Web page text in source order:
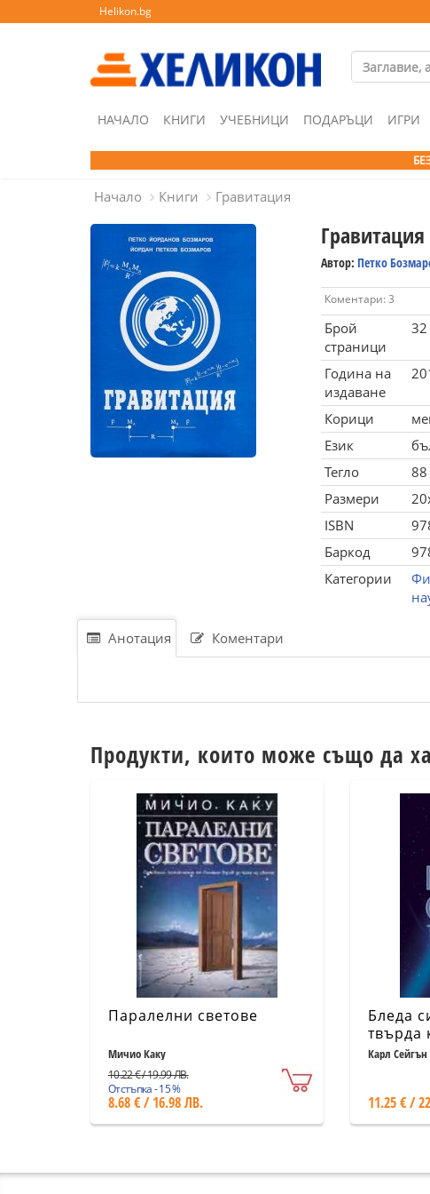
Helikon.bg
НАЧАЛО КНИГИ УЧЕБНИЦИ ПОДАРЪЦИ ИГРИ
Начало Книги Гравитация
Гравитация
Автор: Петко
Коментари: 3
Брой
страници
32
Година на
издаване
Корици
Език
Тегло
88
Размери
ISBN
Баркод
Категории
Анотация Коментари
Продукти, които може също да
Паралелни светове
Мичио Каку
10.22 € / 19.99 ЛВ.
Отстъпка - 15 %
8.68 € / 16.98 ЛВ.
Бледа
твърда
Карл Сейгън
11.25 € /